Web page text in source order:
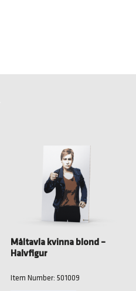
Måltavla kvinna blond –
Halvfigur
Item Number: 501009